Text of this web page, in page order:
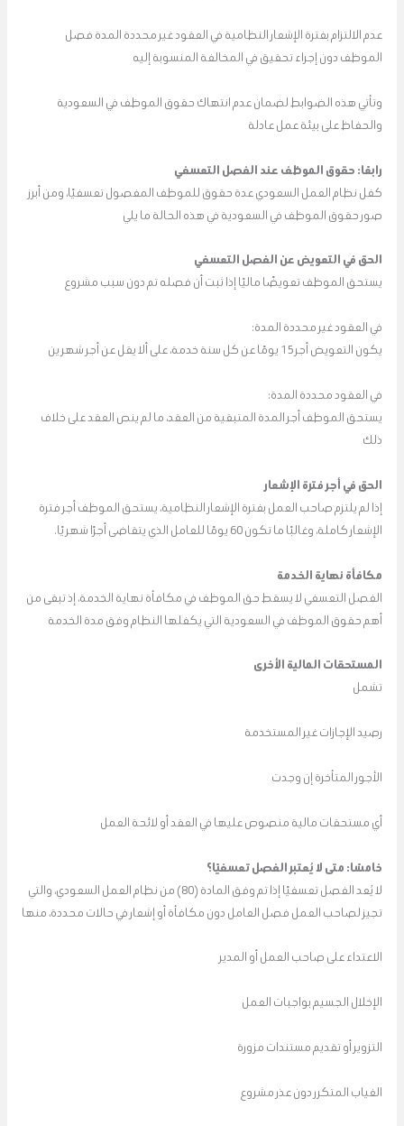
عدم الالتزام بفترة الإشعار النظامية في العقود غير محددة المدة فصل
الموظف دون إجراء تحقيق في المخالفة المنسوبة إليه
وتأتي هذه الضوابط لضمان عدم انتهاك حقوق الموظف في السعودية
والحفاظ على بيئة عمل عادلة
رابعًا: حقوق الموظف عند الفصل التعسفي
كفل نظام العمل السعودي عدة حقوق للموظف المفصول تعسفيًا، ومن أبرز
صور حقوق الموظف في السعودية في هذه الحالة ما يلي
الحق في التعويض عن الفصل التعسفي
يستحق الموظف تعويضًا ماليًا إذا ثبت أن فصله تم دون سبب مشروع
في العقود غير محددة المدة:
يكون التعويض أجر 15 يومًا عن كل سنة خدمة، على ألا يقل عن أجر شهرين
في العقود محددة المدة:
يستحق الموظف أجر المدة المتبقية من العقد، ما لم ينص العقد على خلاف
ذلك
الحق في أجر فترة الإشعار
إذا لم يلتزم صاحب العمل بفترة الإشعار النظامية، يستحق الموظف أجر فترة
الإشعار كاملة، وغالبًا ما تكون 60 يومًا للعامل الذي يتقاضى أجرًا شهريًا.
مكافأة نهاية الخدمة
الفصل التعسفي لا يسقط حق الموظف في مكافأة نهاية الخدمة، إذ تبقى من
أهم حقوق الموظف في السعودية التي يكفلها النظام وفق مدة الخدمة
المستحقات المالية الأخرى
تشمل
رصيد الإجازات غير المستخدمة
الأجور المتأخرة إن وجدت
أي مستحقات مالية منصوص عليها في العقد أو لائحة العمل
خامسًا: متى لا يُعتبر الفصل تعسفيًا؟
لا يُعد الفصل تعسفيًا إذا تم وفق المادة (80) من نظام العمل السعودي، والتي
تجيز لصاحب العمل فصل العامل دون مكافأة أو إشعار في حالات محددة، منها
الاعتداء على صاحب العمل أو المدير
الإخلال الجسيم بواجبات العمل
التزوير أو تقديم مستندات مزورة
الغياب المتكرر دون عذر مشروع